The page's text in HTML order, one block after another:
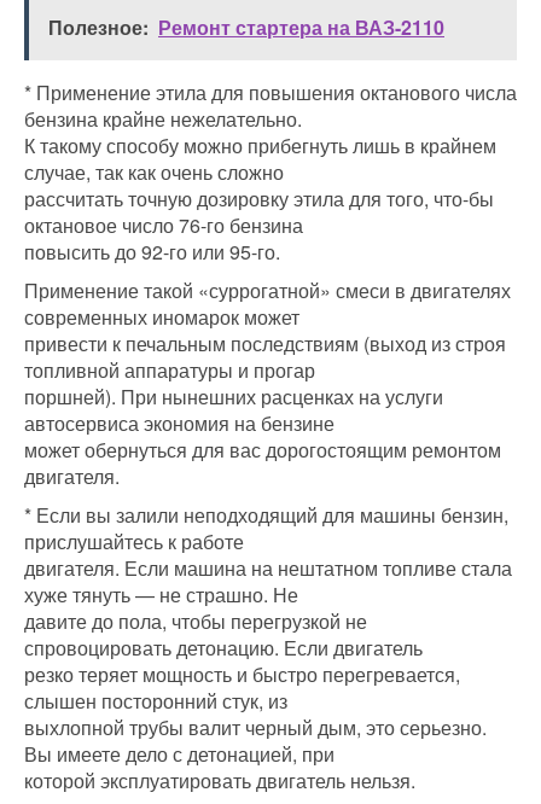
Полезное: Ремонт стартера на ВАЗ-2110
* Применение этила для повышения октанового числа
бензина крайне нежелательно.
К такому способу можно прибегнуть лишь в крайнем
случае, так как очень сложно
рассчитать точную дозировку этила для того, что-бы
октановое число 76-го бензина
повысить до 92-го или 95-го.
Применение такой «суррогатной» смеси в двигателях
современных иномарок может
привести к печальным последствиям (выход из строя
топливной аппаратуры и прогар
поршней). При нынешних расценках на услуги
автосервиса экономия на бензине
может обернуться для вас дорогостоящим ремонтом
двигателя.
* Если вы залили неподходящий для машины бензин,
прислушайтесь к работе
двигателя. Если машина на нештатном топливе стала
хуже тянуть — не страшно. Не
давите до пола, чтобы перегрузкой не
спровоцировать детонацию. Если двигатель
резко теряет мощность и быстро перегревается,
слышен посторонний стук, из
выхлопной трубы валит черный дым, это серьезно.
Вы имеете дело с детонацией, при
которой эксплуатировать двигатель нельзя.